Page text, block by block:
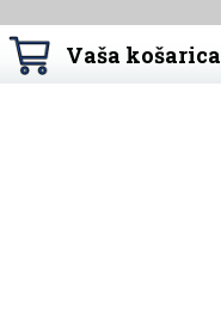
Vaša košarica